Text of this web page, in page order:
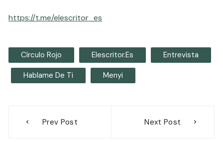
https://t.me/elescritor_es
Círculo Rojo Elescritor.es Entrevista
Hablame De Ti Menyi
Prev Post Next Post